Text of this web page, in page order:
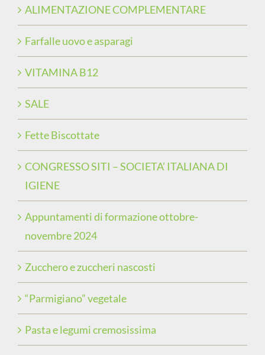
ALIMENTAZIONE COMPLEMENTARE
Farfalle uovo e asparagi
VITAMINA B12
SALE
Fette Biscottate
CONGRESSO SITI – SOCIETA’ ITALIANA DI
IGIENE
Appuntamenti di formazione ottobre-
novembre 2024
Zucchero e zuccheri nascosti
“Parmigiano” vegetale
Pasta e legumi cremosissima